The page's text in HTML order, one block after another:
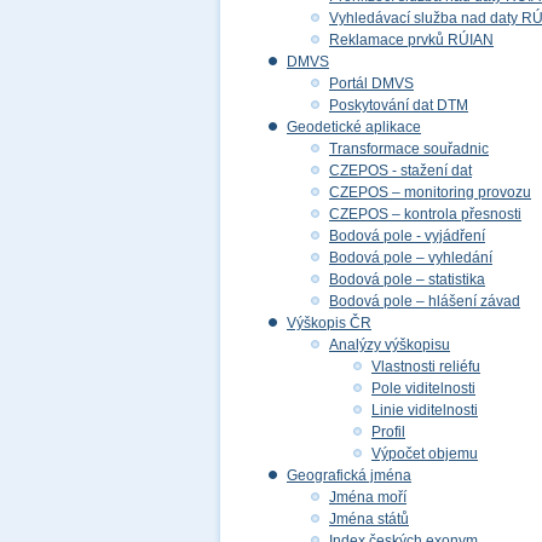
Vyhledávací služba nad daty
Reklamace prvků RÚIAN
DMVS
Portál DMVS
Poskytování dat DTM
Geodetické aplikace
Transformace souřadnic
CZEPOS - stažení dat
CZEPOS – monitoring provozu
CZEPOS – kontrola přesnosti
Bodová pole - vyjádření
Bodová pole – vyhledání
Bodová pole – statistika
Bodová pole – hlášení závad
Výškopis ČR
Analýzy výškopisu
Vlastnosti reliéfu
Pole viditelnosti
Linie viditelnosti
Profil
Výpočet objemu
Geografická jména
Jména moří
Jména států